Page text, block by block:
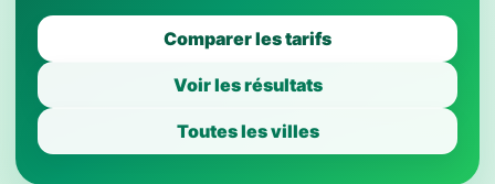
Comparer les tarifs
Voir les résultats
Toutes les villes